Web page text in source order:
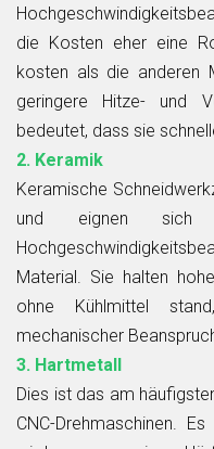
die Kosten eher eine
kosten als die anderen
geringere Hitze- und
bedeutet, dass sie
2. Keramik
Keramische
und eignen
Material. Sie halten
ohne Kühlmittel
mechanischer
3. Hartmetall
Dies ist das am
CNC-Drehmaschinen.